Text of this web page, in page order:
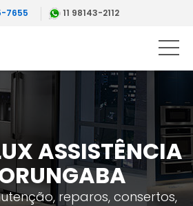
7655 11 98143-2112
ASSISTÊNCIA
reparos, consertos,